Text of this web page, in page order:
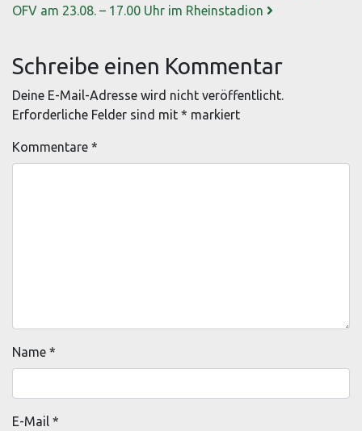
OFV am 23.08. – 17.00 Uhr im Rheinstadion
Schreibe einen Kommentar
Deine E-Mail-Adresse wird nicht veröffentlicht.
Erforderliche Felder sind mit * markiert
Kommentare *
Name *
E-Mail *